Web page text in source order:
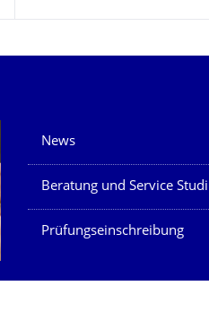
Unsere Dienste
News
Beratung und Service
Prüfungseinschreibung